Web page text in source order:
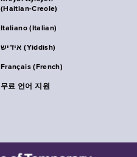
(Haitian-Creole)
Italiano (Italian)
אידיש (Yiddish)
Français (French)
무료 언어 지원